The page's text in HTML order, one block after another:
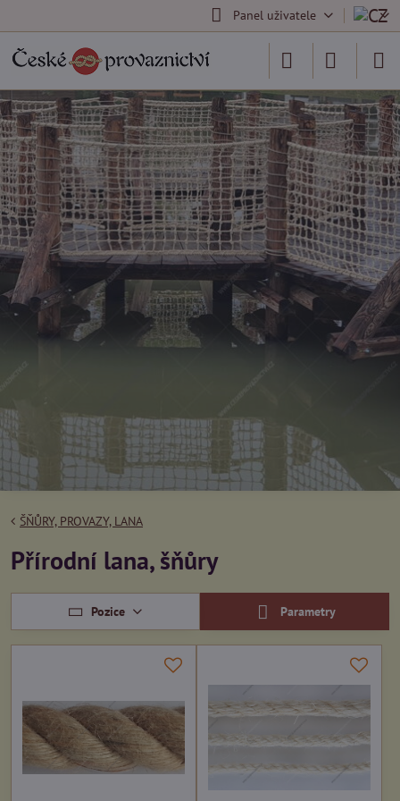
Panel uživatele
ŠŇŮRY, PROVAZY, LANA
Přírodní lana, šňůry
Pozice Parametry